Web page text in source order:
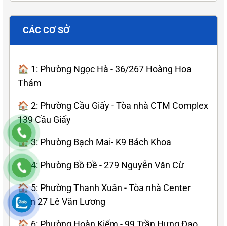
CÁC CƠ SỞ
🏠 1: Phường Ngọc Hà - 36/267 Hoàng Hoa
Thám
🏠 2: Phường Cầu Giấy - Tòa nhà CTM Complex
139 Cầu Giấy
🏠 3: Phường Bạch Mai- K9 Bách Khoa
🏠 4: Phường Bồ Đề - 279 Nguyễn Văn Cừ
🏠 5: Phường Thanh Xuân - Tòa nhà Center
Poin 27 Lê Văn Lương